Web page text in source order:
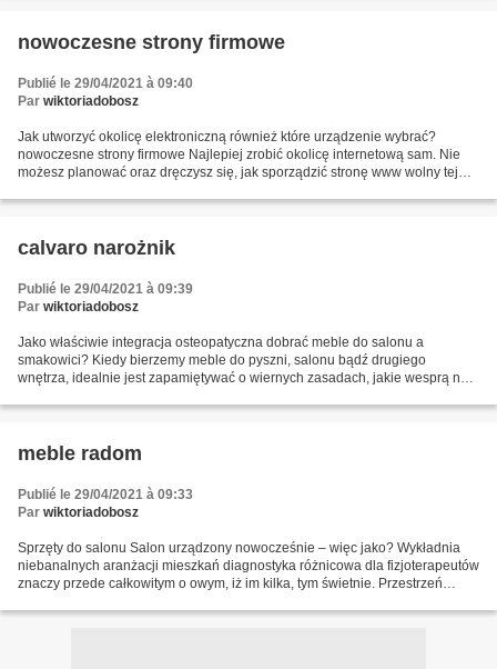
nowoczesne strony firmowe
Publié le 29/04/2021 à 09:40
Par wiktoriadobosz
Jak utworzyć okolicę elektroniczną również które urządzenie wybrać?
nowoczesne strony firmowe Najlepiej zrobić okolicę internetową sam. Nie
możesz planować oraz dręczysz się, jak sporządzić stronę www wolny tej
calvaro narożnik
Publié le 29/04/2021 à 09:39
Par wiktoriadobosz
Jako właściwie integracja osteopatyczna dobrać meble do salonu a
smakowici? Kiedy bierzemy meble do pyszni, salonu bądź drugiego
wnętrza, idealnie jest zapamiętywać o wiernych zasadach, jakie wesprą nam
meble radom
Publié le 29/04/2021 à 09:33
Par wiktoriadobosz
Sprzęty do salonu Salon urządzony nowocześnie – więc jako? Wykładnia
niebanalnych aranżacji mieszkań diagnostyka różnicowa dla fizjoterapeutów
znaczy przede całkowitym o owym, iż im kilka, tym świetnie. Przestrzeń